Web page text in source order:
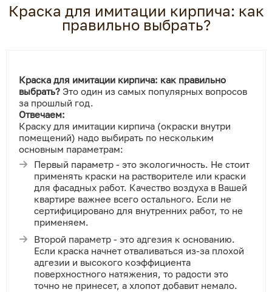
Краска для имитации кирпича: как
правильно выбрать?
Краска для имитации кирпича: как правильно
выбрать? Это один из самых популярных вопросов
за прошлый год.
Отвечаем:
Краску для имитации кирпича (окраски внутри
помещений) надо выбирать по нескольким
основным параметрам:
Первый параметр - это экологичность. Не стоит
применять краски на растворителе или краски
для фасадных работ. Качество воздуха в Вашей
квартире важнее всего остального. Если не
сертифицировано для внутренних работ, то не
применяем.
Второй параметр - это адгезия к основанию.
Если краска начнет отваливаться из-за плохой
адгезии и высокого коэффициента
поверхностного натяжения, то радости это
точно не принесет, а хлопот добавит немало.